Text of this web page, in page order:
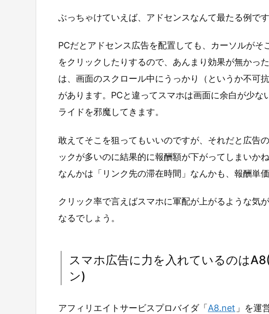
ぶっちゃけていえば、アドセンスなんて最たる例です
PCだとアドセンス広告を配置しても、カーソルがそ
をクリックしたりするので、あんまり効果が無かっ
は、画面のスクロール中にうっかり（というか不可
があります。PCと違ってスマホは画面に余白が少な
ライドを邪魔してきます。
敢えてそこを狙ってもいいのですが、それだと広告
ックが多いのに結果的に報酬額が下がってしまいか
なんかは「リンク先の滞在時間」なんかも、報酬単
クリック率で言えばスマホに軍配が上がるような気
なるでしょう。
スマホ広告に力を入れているのは
ン)
アフィリエイトサービスプロバイダ「 A8.net 」を運